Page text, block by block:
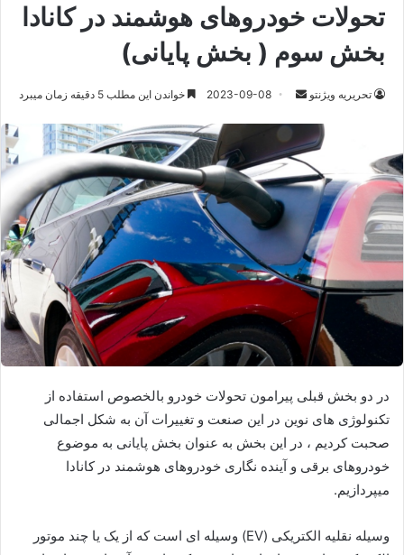
تحولات خودروهای هوشمند در کانادا
بخش سوم ( بخش پایانی)
تحریریه ویژنتو
ارسال2023-09-08 خواندن این مطلب 5 دقیقه زمان میبرد
در دو بخش قبلی پیرامون تحولات خودرو بالخصوص استفاده از
تکنولوژی های نوین در این صنعت و تغییرات آن به شکل اجمالی
صحبت کردیم ، در این بخش به عنوان بخش پایانی به موضوع
خودروهای برقی و آینده نگاری خودروهای هوشمند در کانادا
میپردازیم.
وسیله نقلیه الکتریکی (EV) وسیله ای است که از یک یا چند موتور